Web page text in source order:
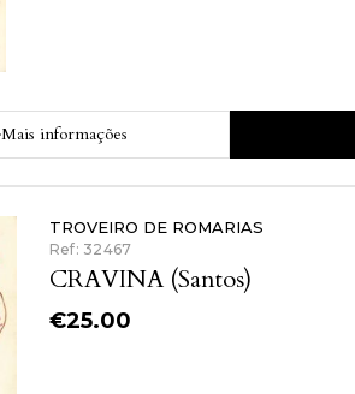
Mais informações
TROVEIRO DE ROMARIAS
Ref: 32467
CRAVINA (Santos)
€25.00